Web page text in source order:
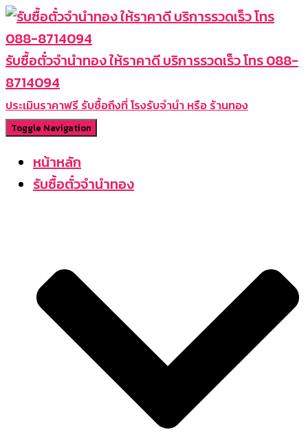
รับซื้อตั๋วจำนำทอง ให้ราคาดี บริการรวดเร็ว โทร 088-
8714094
ประเมินราคาฟรี รับซื้อถึงที่ โรงรับจำนำ หรือ ร้านทอง
Toggle Navigation
หน้าหลัก
รับซื้อตั๋วจำนำทอง